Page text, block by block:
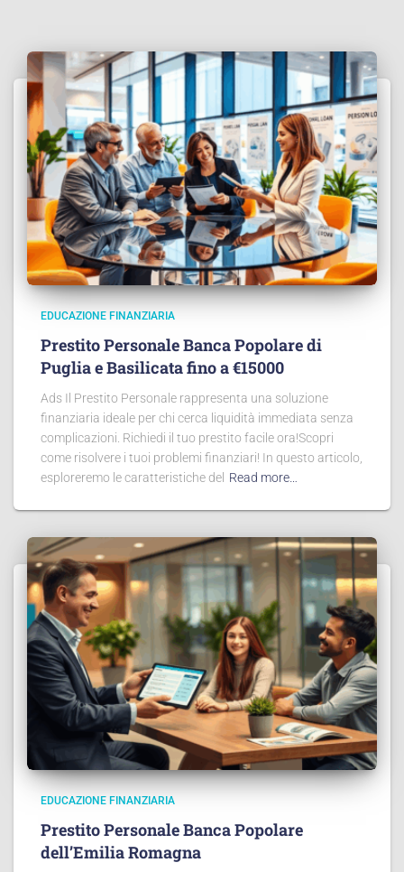
EDUCAZIONE FINANZIARIA
Prestito Personale Banca Popolare di
Puglia e Basilicata fino a €15000
Ads Il Prestito Personale rappresenta una soluzione
finanziaria ideale per chi cerca liquidità immediata senza
complicazioni. Richiedi il tuo prestito facile ora!Scopri
come risolvere i tuoi problemi finanziari! In questo articolo,
esploreremo le caratteristiche del Read more…
EDUCAZIONE FINANZIARIA
Prestito Personale Banca Popolare
dell’Emilia Romagna